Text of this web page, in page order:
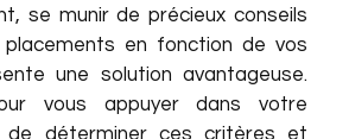
se munir de précieux conseils
en fonction de vos
une solution avantageuse.
vous appuyer dans votre
de déterminer ces critères et